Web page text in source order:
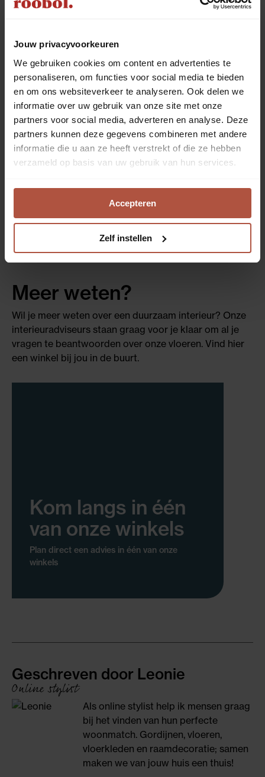
Jouw privacyvoorkeuren
We gebruiken cookies om content en advertenties te
personaliseren, om functies voor social media te bieden
en om ons websiteverkeer te analyseren. Ook delen we
informatie over uw gebruik van onze site met onze
partners voor social media, adverteren en analyse. Deze
partners kunnen deze gegevens combineren met andere
informatie die u aan ze heeft verstrekt of die ze hebben
verzameld op basis van uw gebruik van hun services.
Accepteren
Zelf instellen
Meer weten?
Wil je meer weten over een duurzaam interieur? Onze
interieuradviseurs staan graag voor je klaar om al je
vragen te beantwoorden over onze vloeren. Vind hier
een winkel bij jou in de buurt.
Kom langs in één
van onze winkels
Plan direct een advies in één van onze
winkels
Geschreven door Leonie
Online stylist
Als online stylist help ik mensen graag
bij het vinden van hun perfecte
woonmatch. Gordijnen, vloeren,
vloerkleden en raamdecoratie; samen
maken we van jouw huis een thuis!